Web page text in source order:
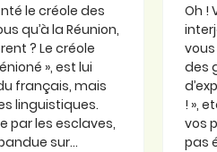
le créole des
qu’à la Réunion,
? Le créole
», est lui
français, mais
linguistiques.
par les esclaves,
sur...
Oh !
des
! »,
vos
pas